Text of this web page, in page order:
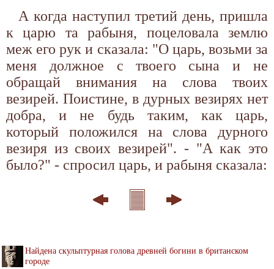
А когда наступил третий день, пришла
к царю та рабыня, поцеловала землю
меж его рук и сказала: "О царь, возьми за
меня должное с твоего сына и не
обращай внимания на слова твоих
везирей. Поистине, в дурных везирях нет
добра, и не будь таким, как царь,
который положился на слова дурного
везиря из своих везирей". - "А как это
было?" - спросил царь, и рабыня сказала:
Найдена скульптурная голова древней богини в британском
городе